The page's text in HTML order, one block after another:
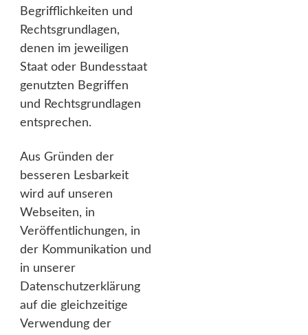
Begrifflichkeiten und
Rechtsgrundlagen,
denen im jeweiligen
Staat oder Bundesstaat
genutzten Begriffen
und Rechtsgrundlagen
entsprechen.
Aus Gründen der
besseren Lesbarkeit
wird auf unseren
Webseiten, in
Veröffentlichungen, in
der Kommunikation und
in unserer
Datenschutzerklärung
auf die gleichzeitige
Verwendung der